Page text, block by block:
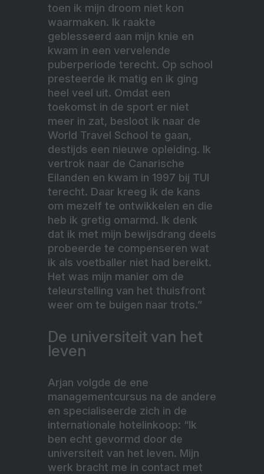
toen ik mijn droom niet kon
waarmaken. Ik raakte
geblesseerd aan mijn knie en
kwam in een vervelende
puberperiode terecht. Op school
presteerde ik matig en ik ging
heel veel uit. Omdat een
toekomst in de sport er niet
meer in zat, besloot ik naar de
World Travel School te gaan,
destijds een nieuwe opleiding. Ik
vertrok naar de Canarische
Eilanden en kwam in 1997 bij TUI
terecht. Daar kreeg ik de kans
om mezelf te ontwikkelen en die
heb ik gretig omarmd. Ik denk
dat ik met mijn bewijsdrang deels
probeerde te compenseren wat
ik als voetballer niet had bereikt.
Het was mijn manier om de
teleurstelling van het thuisfront
weer om te buigen naar trots.”
De universiteit van het
leven
Arjan volgde de ene
managementcursus na de andere
en specialiseerde zich in de
internationale hotelinkoop: “Ik
ben echt gevormd door de
universiteit van het leven. Mijn
werk bracht me in contact met